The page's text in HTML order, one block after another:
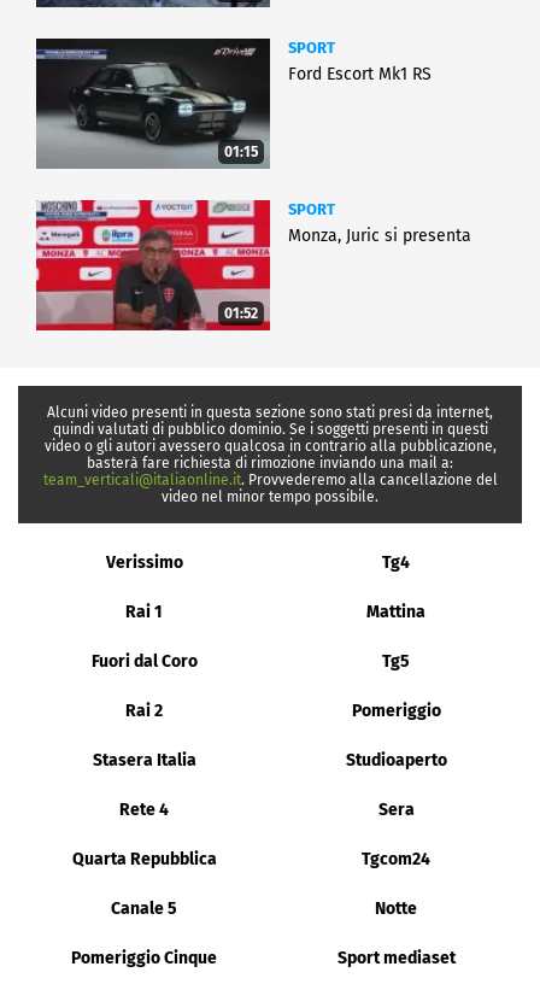
01:15
SPORT
Ford Escort Mk1 RS
01:52
SPORT
Monza, Juric si presenta
Alcuni video presenti in questa sezione sono stati presi da internet,
quindi valutati di pubblico dominio. Se i soggetti presenti in questi
video o gli autori avessero qualcosa in contrario alla pubblicazione,
basterà fare richiesta di rimozione inviando una mail a:
team_verticali@italiaonline.it. Provvederemo alla cancellazione del
video nel minor tempo possibile.
Verissimo Tg4
Rai 1 Mattina
Fuori dal Coro Tg5
Rai 2 Pomeriggio
Stasera Italia Studioaperto
Rete 4 Sera
Quarta Repubblica Tgcom24
Canale 5 Notte
Pomeriggio Cinque Sport mediaset